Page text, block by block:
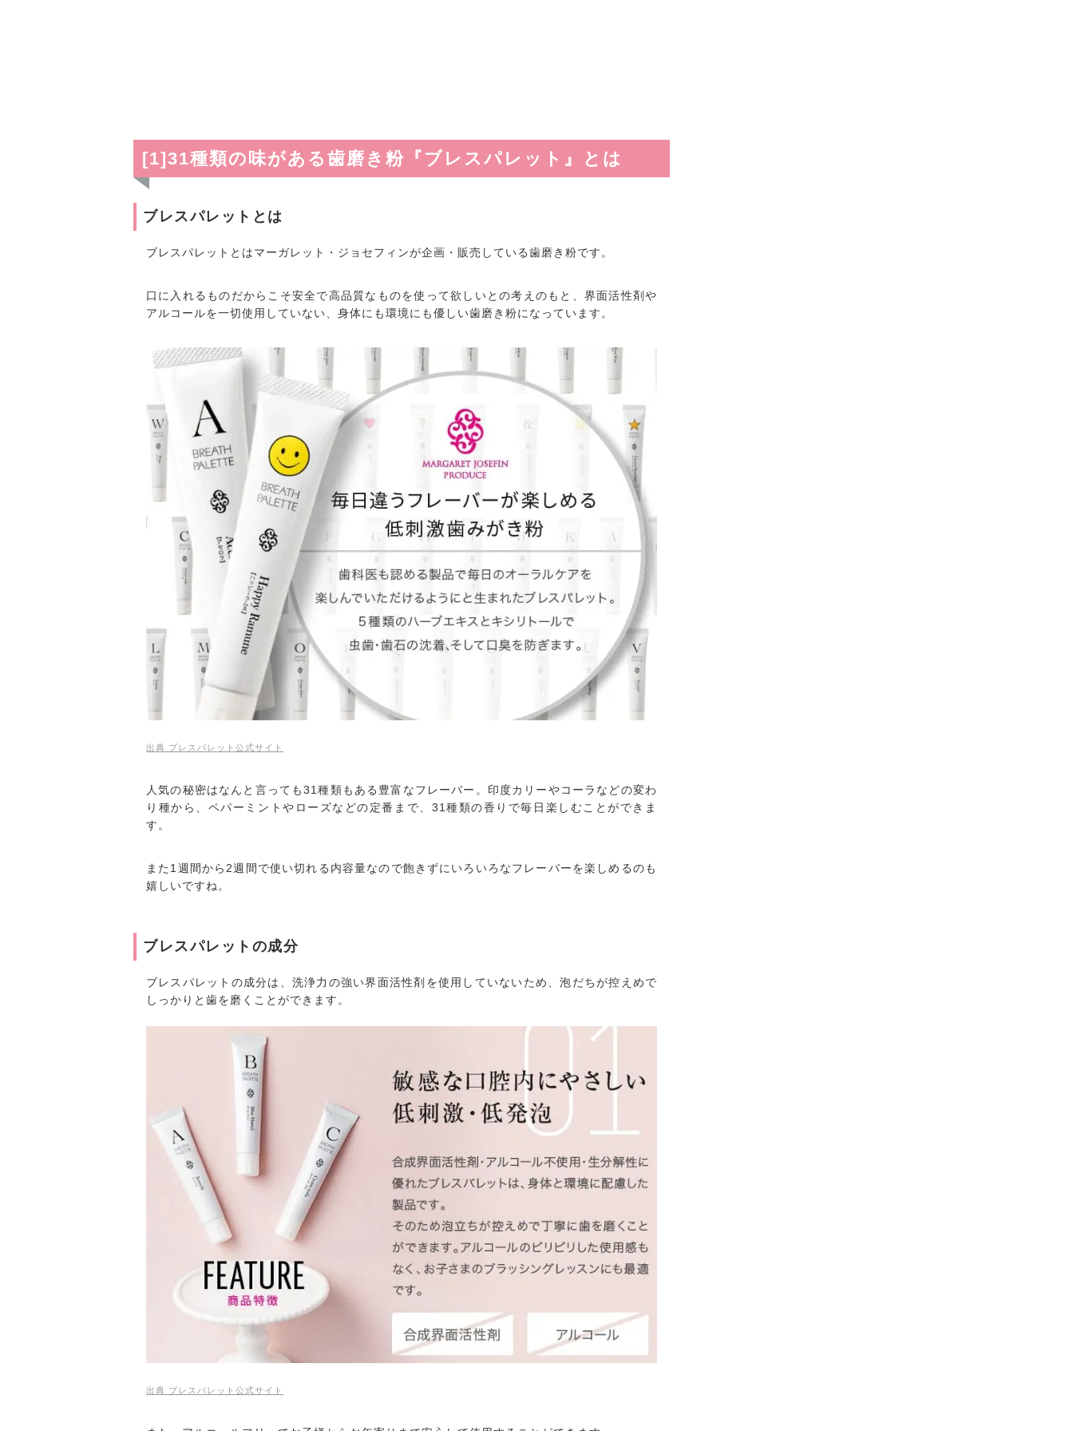
[1]31種類の味がある歯磨き粉『ブレスパレット』とは
ブレスパレットとは
ブレスパレットとはマーガレット・ジョセフィンが企画・販売している歯磨き粉です。
口に入れるものだからこそ安全で高品質なものを使って欲しいとの考えのもと、界面活性剤や
アルコールを一切使用していない、身体にも環境にも優しい歯磨き粉になっています。
出典 ブレスパレット公式サイト
人気の秘密はなんと言っても31種類もある豊富なフレーバー。印度カリーやコーラなどの変わ
り種から、ペパーミントやローズなどの定番まで、31種類の香りで毎日楽しむことができま
す。
また1週間から2週間で使い切れる内容量なので飽きずにいろいろなフレーバーを楽しめるのも
嬉しいですね。
ブレスパレットの成分
ブレスパレットの成分は、洗浄力の強い界面活性剤を使用していないため、泡だちが控えめで
しっかりと歯を磨くことができます。
出典 ブレスパレット公式サイト